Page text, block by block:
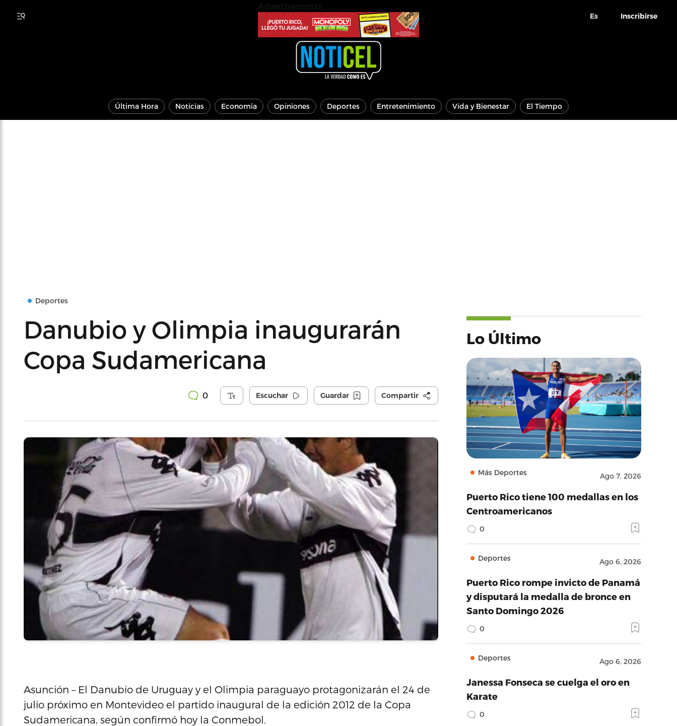
Es Inscribirse
Última Hora Noticias Economía Opiniones Deportes Entretenimiento Vida y Bienestar El Tiempo
Deportes
Danubio y Olimpia inaugurarán
Copa Sudamericana
0 Escuchar Guardar Compartir
Asunción – El Danubio de Uruguay y el Olimpia paraguayo protagonizarán el 24 de
julio próximo en Montevideo el partido inaugural de la edición 2012 de la Copa
Sudamericana, según confirmó hoy la Conmebol.
Lo Último
Más Deportes Ago 7, 2026
Puerto Rico tiene 100 medallas en los
Centroamericanos
0
Deportes Ago 6, 2026
Puerto Rico rompe invicto de Panamá
y disputará la medalla de bronce en
Santo Domingo 2026
0
Deportes Ago 6, 2026
Janessa Fonseca se cuelga el oro en
Karate
0